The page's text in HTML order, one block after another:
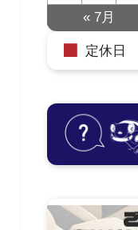
« 7月
定休日